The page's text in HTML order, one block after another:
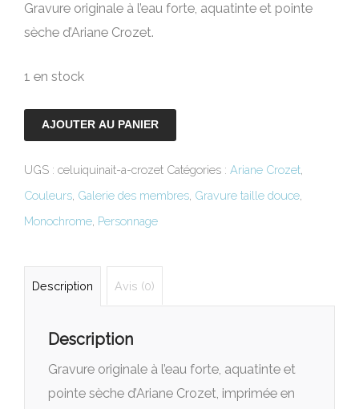
Gravure originale à l’eau forte, aquatinte et pointe
sèche d’Ariane Crozet.
1 en stock
AJOUTER AU PANIER
UGS : celuiquinait-a-crozet Catégories : Ariane Crozet
Couleurs Galerie des membres Gravure taille douce
Monochrome Personnage
Description Avis (0)
Description
Gravure originale à l’eau forte, aquatinte et
pointe sèche d’Ariane Crozet, imprimée en